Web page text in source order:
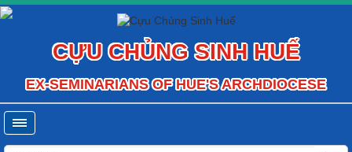
CỰU CHỦNG SINH HUẾ
EX-SEMINARIANS OF HUE'S ARCHDIOCESE